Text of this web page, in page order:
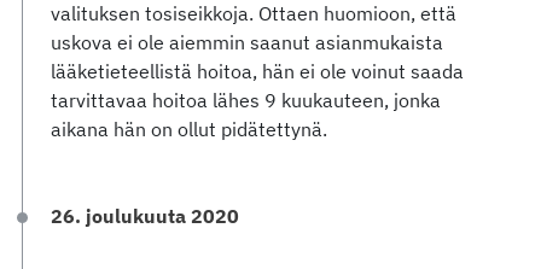
valituksen tosiseikkoja. Ottaen huomioon, että
uskova ei ole aiemmin saanut asianmukaista
lääketieteellistä hoitoa, hän ei ole voinut saada
tarvittavaa hoitoa lähes 9 kuukauteen, jonka
aikana hän on ollut pidätettynä.
26. joulukuuta 2020